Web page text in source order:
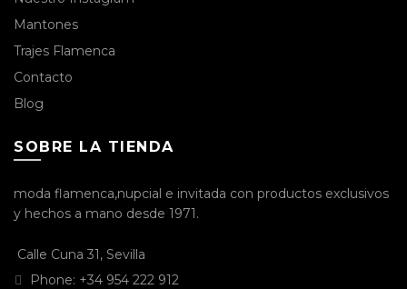
DE
A
FERIAS Y
de mayo de
Mantones
Trajes Flamenca
Contacto
Blog
SOBRE LA TIENDA
moda flamenca,nupcial e invitada con productos exclusivos
y hechos a mano desde 1971.
Calle Cuna 31, Sevilla
Phone: +34 954 222 912